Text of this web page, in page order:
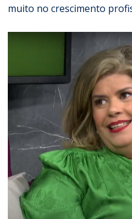
muito no crescimento